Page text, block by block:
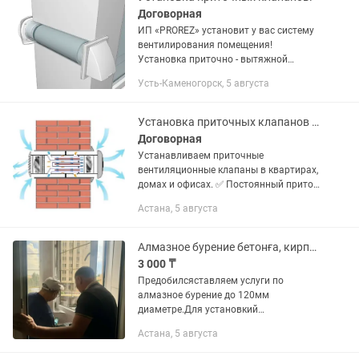
Договорная
ИП «PROREZ» установит у вас систему
вентилирования помещения!
Установка приточно - вытяжной
методов борьбы с чрезмерной
Воздух будет...
Усть-Каменогорск, 5 августа
Установка приточных клапанов Свежий воздух в квартире
Договорная
Устанавливаем приточные
вентиляционные клапаны в квартирах,
домах и офисах. ✅ Постоянный приток
уменьшить духоту и влажность ✅
плесени ✅...
Астана, 5 августа
Алмазное бурение бетонға, кирпич.
3 000 ₸
Предобилсяставляем услуги по
алмазное бурение до 120мм
диаметре.Для установкий
клапан,подрезетник, и многово до.
Астана, 5 августа